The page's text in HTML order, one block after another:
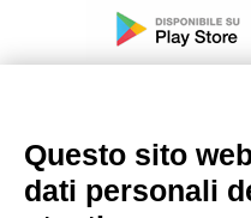
Modello
Questo sito
dati personali